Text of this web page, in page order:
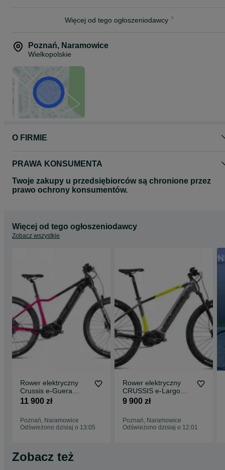
Koła: 622-30 15×110 / 12×148 Centerlock
Siodło: SELLE ITALIA
Mostek: ALLOY 35.0 50mm 0 Deg
Kierownica: ALLOY 35.0 760mm 20mm Rise 9 Deg Backsweep
Więcej od tego ogłoszeniodawcy
Poznań, Naramowice
Wielkopolskie
O FIRMIE
PRAWA KONSUMENTA
Twoje zakupy u przedsiębiorców są chronione przez
prawo ochrony konsumentów.
Więcej od tego ogłoszeniodawcy
Zobacz wszystkie
Rower elektryczny
Crussis e-Guera
10.10-(720 Wh),
11 900 zł
Poznań, Naramowice
Odświeżono dzisiaj o 13:05
Rower elektryczny
CRUSSIS e-Largo
9.10-(720 Wh) rama
9 900 zł
Poznań, Naramowice
Odświeżono dzisiaj o 12:01
Zobacz też